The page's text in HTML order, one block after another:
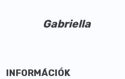
Gabriella
INFORMÁCIÓK